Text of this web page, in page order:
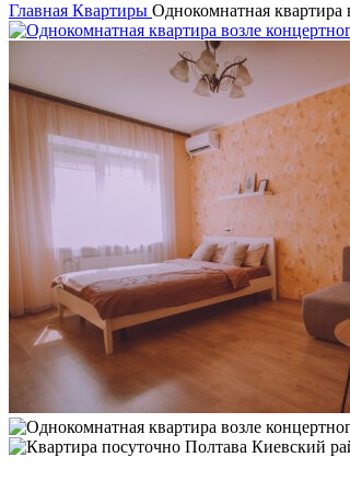
Главная Квартиры Однокомнатная квартира